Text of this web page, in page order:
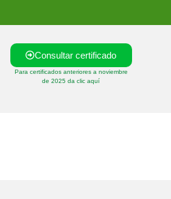
Consultar certificado
Para certificados anteriores a noviembre
de 2025 da clic aquí